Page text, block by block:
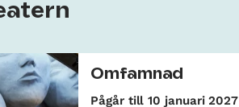
Omfamnad
Pågår till 10 januari 2027